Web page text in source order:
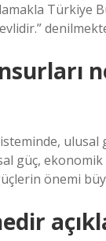
Türkiye
ulusal
güç,
önemi